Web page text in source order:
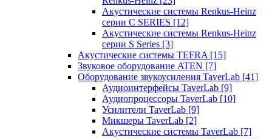
Акустические системы Renkus-Heinz
серии C SERIES [12]
Акустические системы Renkus-Heinz
серии S Series [3]
Акустические системы TEFRA [15]
Звуковое оборудование ATEN [7]
Оборудование звукоусиления TaverLab [41]
Аудиоинтерфейсы TaverLab [9]
Аудиопроцессоры TaverLab [10]
Усилители TaverLab [9]
Микшеры TaverLab [2]
Акустические системы TaverLab [7]